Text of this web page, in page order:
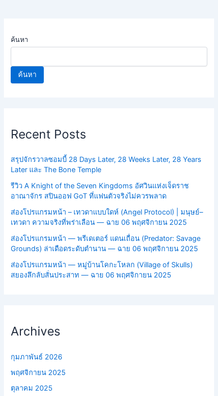
ค้นหา
ค้นหา
Recent Posts
สรุปจักรวาลซอมบี้ 28 Days Later, 28 Weeks Later, 28 Years
Later และ The Bone Temple
รีวิว A Knight of the Seven Kingdoms อัศวินแห่งเจ็ดราช
อาณาจักร สปินออฟ GoT ที่แฟนตัวจริงไม่ควรพลาด
ส่องโปรแกรมหน้า – เทวดาแบบใดห์ (Angel Protocol) | มนุษย์–
เทวดา ความจริงที่พร่าเลือน — ฉาย 06 พฤศจิกายน 2025
ส่องโปรแกรมหน้า — พรีเดเตอร์ แดนเถื่อน (Predator: Savage
Grounds) ล่าเดือดระดับตำนาน — ฉาย 06 พฤศจิกายน 2025
ส่องโปรแกรมหน้า — หมู่บ้านโคกะโหลก (Village of Skulls)
สยองลึกลับสั่นประสาท — ฉาย 06 พฤศจิกายน 2025
Archives
กุมภาพันธ์ 2026
พฤศจิกายน 2025
ตุลาคม 2025